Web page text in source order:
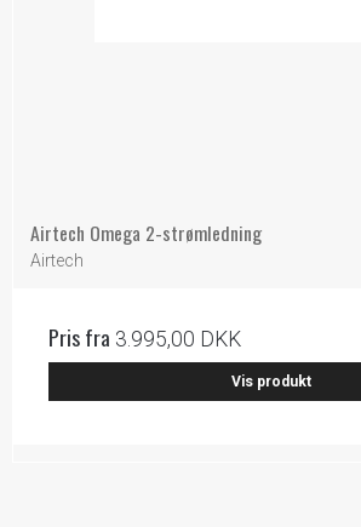
Airtech Omega 2-strømledning
Airtech
Pris fra 3.995,00 DKK
Vis produkt